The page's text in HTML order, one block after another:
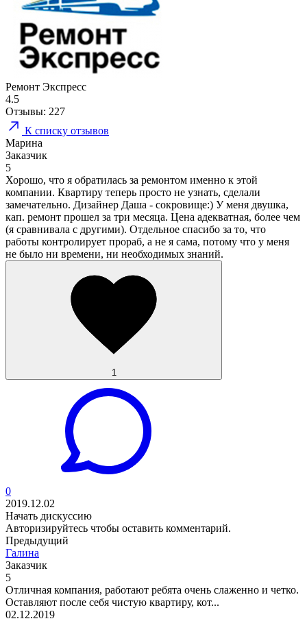
Ремонт Экспресс
4.5
Отзывы: 227
К списку отзывов
Марина
Заказчик
5
Хорошо, что я обратилась за ремонтом именно к этой
компании. Квартиру теперь просто не узнать, сделали
замечательно. Дизайнер Даша - сокровище:) У меня двушка,
кап. ремонт прошел за три месяца. Цена адекватная, более чем
(я сравнивала с другими). Отдельное спасибо за то, что
работы контролирует прораб, а не я сама, потому что у меня
не было ни времени, ни необходимых знаний.
1
0
2019.12.02
Начать дискуссию
Авторизируйтесь чтобы оставить комментарий.
Предыдущий
Галина
Заказчик
5
Отличная компания, работают ребята очень слаженно и четко.
Оставляют после себя чистую квартиру, кот...
02.12.2019